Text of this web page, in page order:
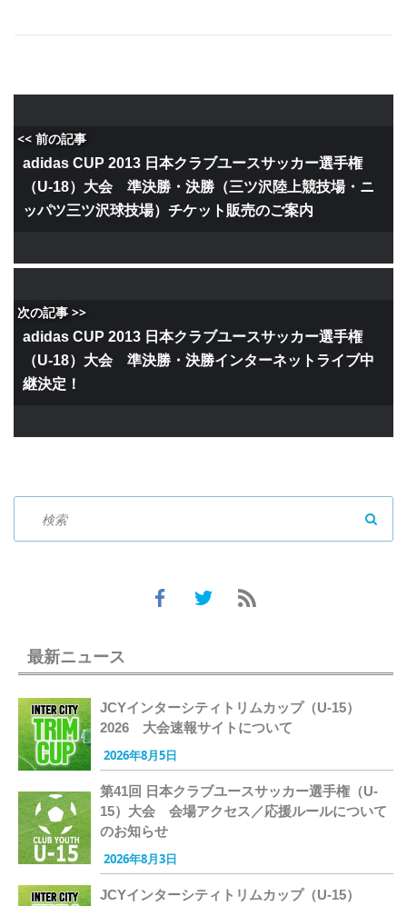
<< 前の記事
adidas CUP 2013 日本クラブユースサッカー選手権
（U-18）大会 準決勝・決勝（三ツ沢陸上競技場・ニ
ッパツ三ツ沢球技場）チケット販売のご案内
次の記事 >>
adidas CUP 2013 日本クラブユースサッカー選手権
（U-18）大会 準決勝・決勝インターネットライブ中
継決定！
最新ニュース
JCYインターシティトリムカップ（U-15）
2026 大会速報サイトについて
2026年8月5日
第41回 日本クラブユースサッカー選手権（U-
15）大会 会場アクセス／応援ルールについて
のお知らせ
2026年8月3日
JCYインターシティトリムカップ（U-15）